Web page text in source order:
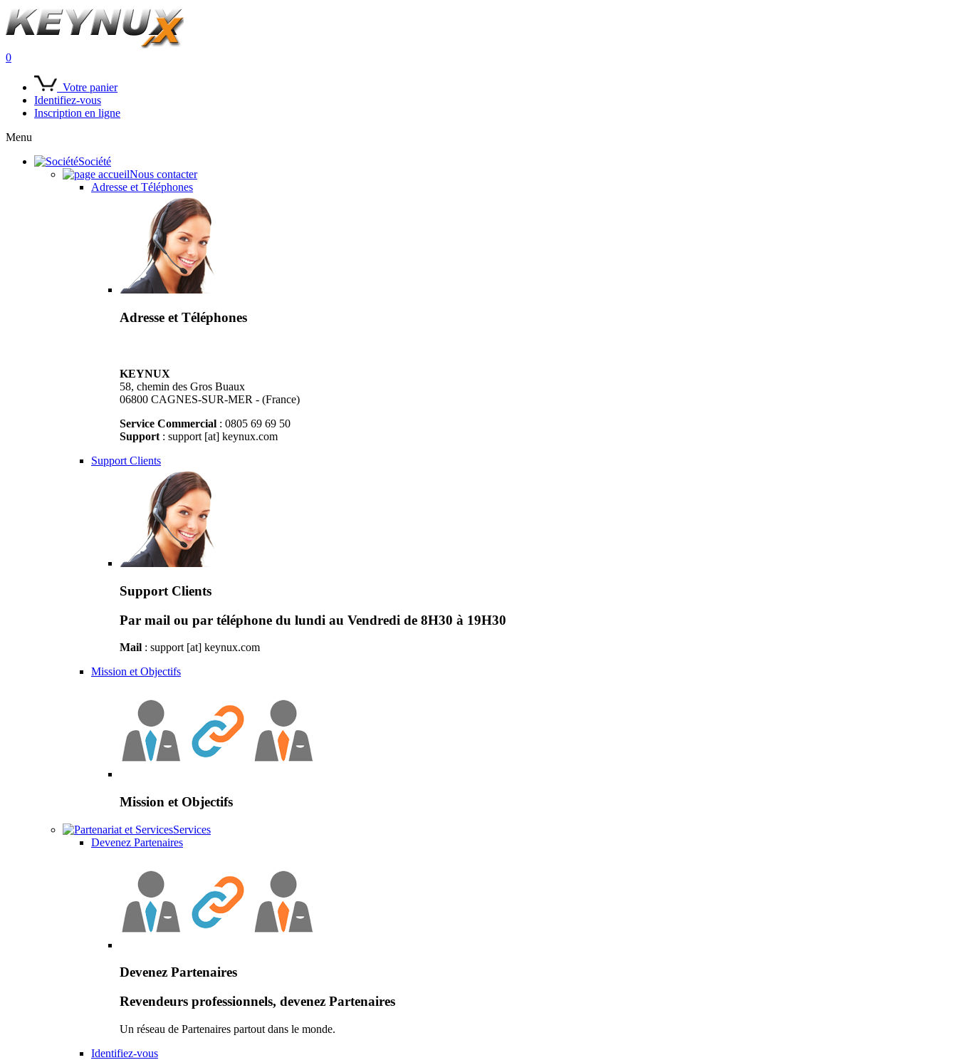
0
Votre panier
Identifiez-vous
Inscription en ligne
Menu
Société
Nous contacter
Adresse et Téléphones
Adresse et Téléphones
KEYNUX
58, chemin des Gros Buaux
06800 CAGNES-SUR-MER - (France)
Service Commercial : 0805 69 69 50
Support : support [at] keynux.com
Support Clients
Support Clients
Par mail ou par téléphone du lundi au Vendredi de 8H30 à 19H30
Mail : support [at] keynux.com
Mission et Objectifs
Mission et Objectifs
Services
Devenez Partenaires
Devenez Partenaires
Revendeurs professionnels, devenez Partenaires
Un réseau de Partenaires partout dans le monde.
Identifiez-vous